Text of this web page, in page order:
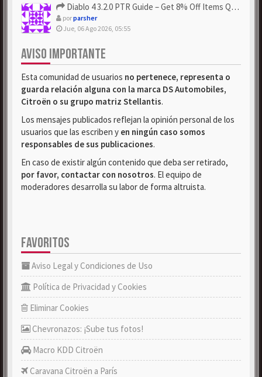
Diablo 4 3.2.0 PTR Guide – Get 8% Off Items Quickly to Test ...
porparsher
Jue, 06 Ago 2026, 05:55
AVISO IMPORTANTE
Esta comunidad de usuarios no pertenece, representa o
guarda relación alguna con la marca DS Automobiles,
Citroën o su grupo matriz Stellantis.
Los mensajes publicados reflejan la opinión personal de los
usuarios que las escriben y en ningún caso somos
responsables de sus publicaciones.
En caso de existir algún contenido que deba ser retirado,
por favor, contactar con nosotros. El equipo de
moderadores desarrolla su labor de forma altruista.
FAVORITOS
Aviso Legal y Condiciones de Uso
Política de Privacidad y Cookies
Eliminar Cookies
Chevronazos: ¡Sube tus fotos!
Macro KDD Citroën
Caravana Citroën a París